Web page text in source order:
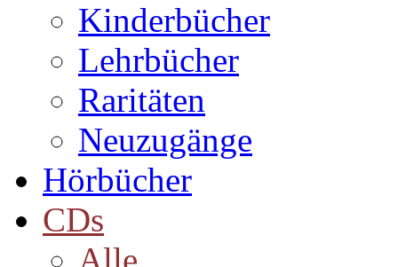
Kinderbücher
Lehrbücher
Raritäten
Neuzugänge
Hörbücher
CDs